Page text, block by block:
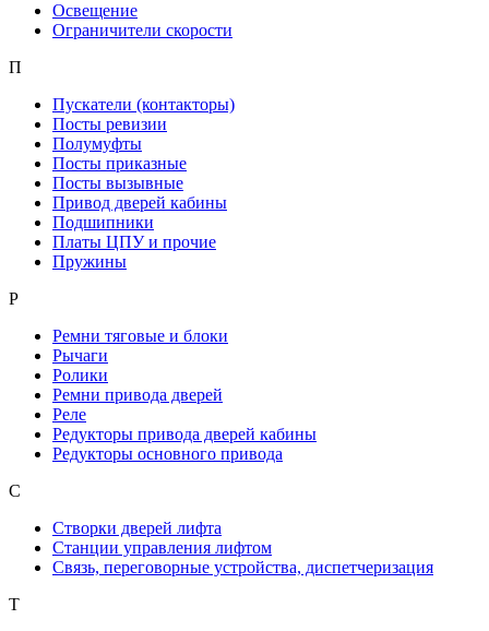
Освещение
Ограничители скорости
П
Пускатели (контакторы)
Посты ревизии
Полумуфты
Посты приказные
Посты вызывные
Привод дверей кабины
Подшипники
Платы ЦПУ и прочие
Пружины
Р
Ремни тяговые и блоки
Рычаги
Ролики
Ремни привода дверей
Реле
Редукторы привода дверей кабины
Редукторы основного привода
С
Створки дверей лифта
Станции управления лифтом
Связь, переговорные устройства, диспетчеризация
Т